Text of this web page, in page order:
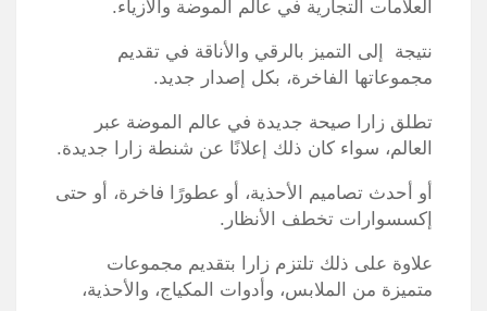
العلامات التجارية في عالم الموضة والأزياء.
نتيجة إلى التميز بالرقي والأناقة في تقديم
مجموعاتها الفاخرة، بكل إصدار جديد.
تطلق زارا صيحة جديدة في عالم الموضة عبر
العالم، سواء كان ذلك إعلانًا عن شنطة زارا جديدة.
أو أحدث تصاميم الأحذية، أو عطورًا فاخرة، أو حتى
إكسسوارات تخطف الأنظار.
علاوة على ذلك تلتزم زارا بتقديم مجموعات
متميزة من الملابس، وأدوات المكياج، والأحذية،